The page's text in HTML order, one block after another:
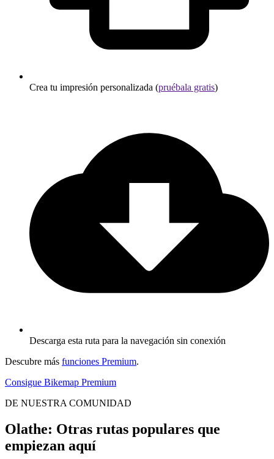
Crea tu impresión personalizada (pruébala gratis)
Descarga esta ruta para la navegación sin conexión
Descubre más funciones Premium.
Consigue Bikemap Premium
DE NUESTRA COMUNIDAD
Olathe: Otras rutas populares que
empiezan aquí